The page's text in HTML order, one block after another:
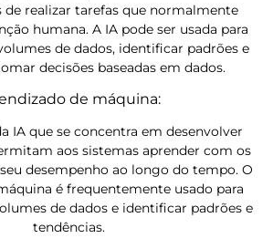
de realizar tarefas que normalmente
humana. A IA pode ser usada para
de dados, identificar padrões e
decisões baseadas em dados.
de máquina:
IA que se concentra em desenvolver
aos sistemas aprender com os
desempenho ao longo do tempo. O
é frequentemente usado para
de dados e identificar padrões e
tendências.